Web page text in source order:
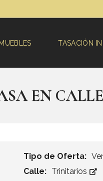
TASACIÓN
EN
Tipo de Oferta:
Calle: Trinitarios